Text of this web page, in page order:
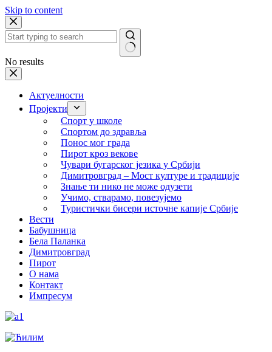
Skip to content
No results
Актуелности
Пројекти
Спорт у школе
Спортом до здравља
Понос мог града
Пирот кроз векове
Чувари бугарског језика у Србији
Димитровград – Мост културе и традиције
Знање ти нико не може одузети
Учимо, стварамо, повезујемо
Туристички бисери источне капије Србије
Вести
Бабушница
Бела Паланка
Димитровград
Пирот
О нама
Контакт
Импресум